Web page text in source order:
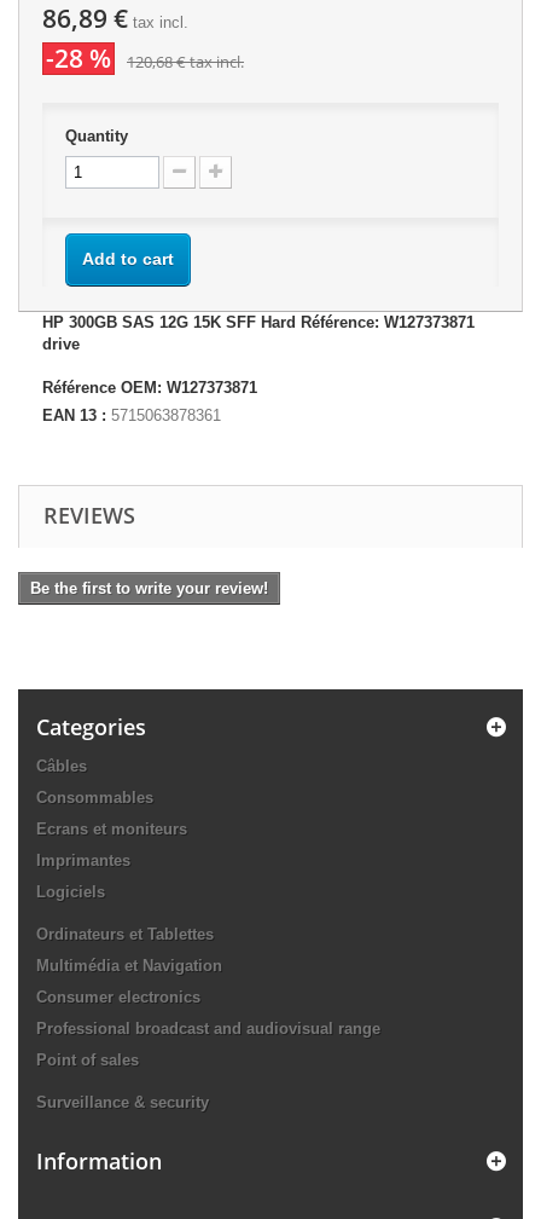
86,89 € tax incl.
-28 % 120,68 €tax incl.
Quantity
Add to cart
HP 300GB SAS 12G 15K SFF Hard Référence: W127373871
drive
Référence OEM: W127373871
EAN 13 : 5715063878361
REVIEWS
Be the first to write your review!
Categories
Câbles
Consommables
Ecrans et moniteurs
Imprimantes
Logiciels
Ordinateurs et Tablettes
Multimédia et Navigation
Consumer electronics
Professional broadcast and audiovisual range
Point of sales
Surveillance & security
Information